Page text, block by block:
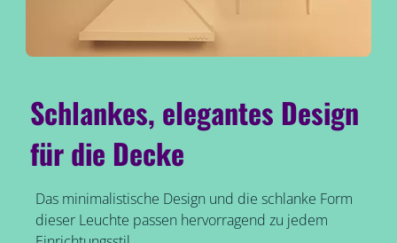
Schlankes, elegantes Design
für die Decke
Das minimalistische Design und die schlanke Form
dieser Leuchte passen hervorragend zu jedem